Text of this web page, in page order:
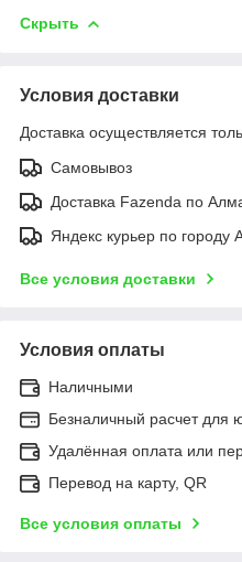
Скрыть
Условия доставки
Доставка осуществляется
Самовывоз
Доставка Fazenda по
Яндекс курьер по городу
Все условия доставки
Условия оплаты
Наличными
Безналичный расчет для
Удалённая оплата или
Перевод на карту, QR
Все условия оплаты